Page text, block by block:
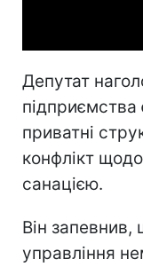
Депутат
підприємства
приватні
конфлікт
санацією.
Він запевнив,
управління